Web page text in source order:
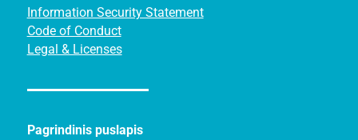
Information Security Statement
Code of Conduct
Legal & Licenses
Pagrindinis puslapis